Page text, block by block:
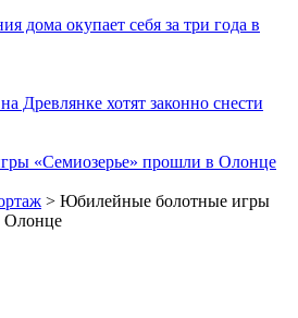
дома окупает себя за три года в
Древлянке хотят законно снести
«Семиозерье» прошли в Олонце
> Юбилейные болотные игры
Олонце